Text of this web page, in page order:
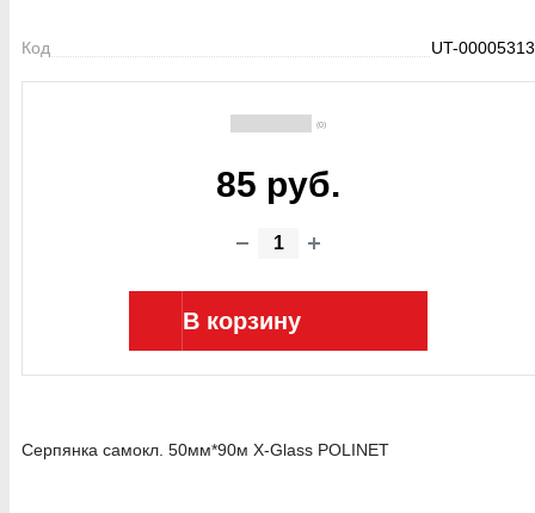
Код UT-00005313
(0)
85 руб.
В корзину
Серпянка самокл. 50мм*90м X-Glass POLINET